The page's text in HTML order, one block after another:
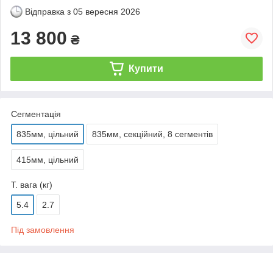
Відправка з 05 вересня 2026
13 800 ₴
Купити
Сегментація
835мм, цільний 835мм, секційний, 8 сегментів
415мм, цільний
Т. вага (кг)
5.4 2.7
Під замовлення